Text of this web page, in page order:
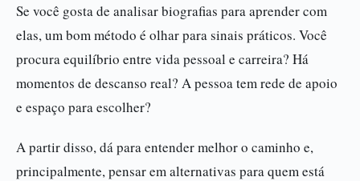
Se você gosta de analisar biografias para aprender com
elas, um bom método é olhar para sinais práticos. Você
procura equilíbrio entre vida pessoal e carreira? Há
momentos de descanso real? A pessoa tem rede de apoio
e espaço para escolher?
A partir disso, dá para entender melhor o caminho e,
principalmente, pensar em alternativas para quem está